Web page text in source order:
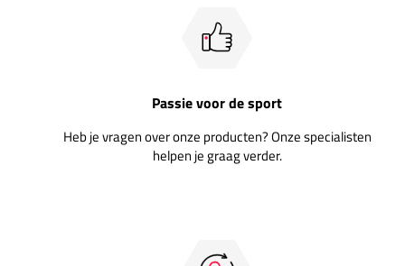
Passie voor de sport
Heb je vragen over onze producten? Onze specialisten
helpen je graag verder.